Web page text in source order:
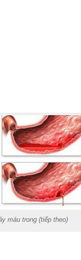
máu trong (tiếp theo)